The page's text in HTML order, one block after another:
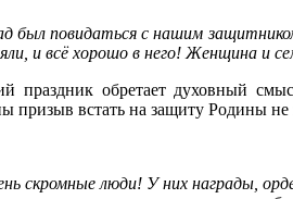
повидаться с нашим
и всё хорошо в него! Женщина и
праздник обретает духовный
встать на защиту Родины не
скромные люди! У них награды,